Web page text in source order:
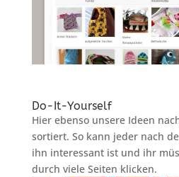
Do-It-Yourself
Hier ebenso unsere Ideen
sortiert. So kann jeder nach
ihn interessant ist und ihr
durch viele Seiten klicken.